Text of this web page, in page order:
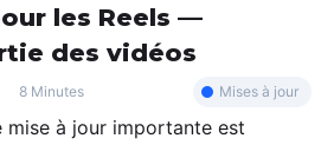
les Reels —
des vidéos
8 Minutes Mises à jour
mise à jour importante est